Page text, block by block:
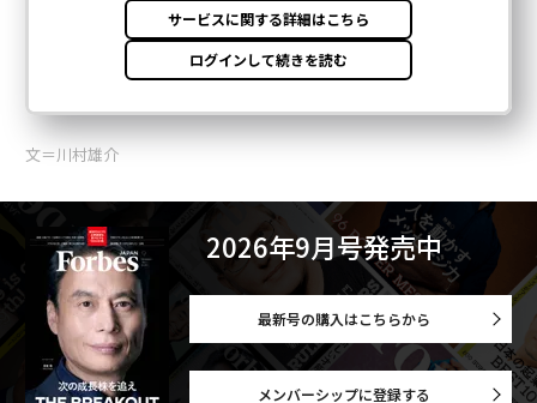
文＝川村雄介
2026年9月号発売中
最新号の購入はこちらから
メンバーシップに登録する